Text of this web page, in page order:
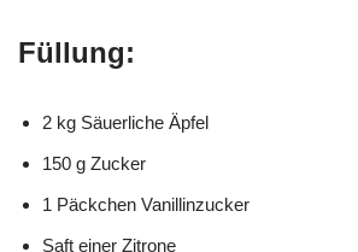
Füllung:
2 kg Säuerliche Äpfel
150 g Zucker
1 Päckchen Vanillinzucker
Saft einer Zitrone